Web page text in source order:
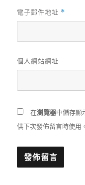
電子郵件地址 *
個人網站網址
在瀏覽器中儲存顯
供下次發佈留言時使用